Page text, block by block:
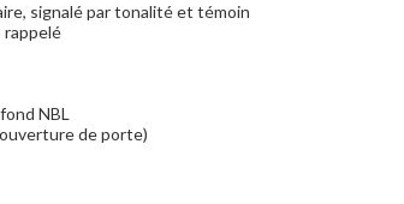
signalé par tonalité et témoin
rappelé
NBL
de porte)